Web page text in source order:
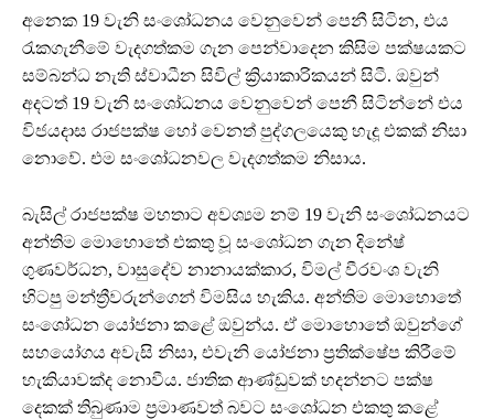
අනෙක 19 වැනි සංශෝධනය වෙනුවෙන් පෙනී සිටින, එය
රැකගැනීමේ වැදගත්කම ගැන පෙන්වාදෙන කිසිම පක්ෂයකට
සම්බන්ධ නැති ස්වාධීන සිවිල් ක්‍රියාකාරිකයන් සිටී. ඔවුන්
අදටත් 19 වැනි සංශෝධනය වෙනුවෙන් පෙනී සිටින්නේ එය
විජයදාස රාජපක්ෂ හෝ වෙනත් පුද්ගලයෙකු හැදූ එකක් නිසා
නොවේ. එම සංශෝධනවල වැදගත්කම නිසාය.
බැසිල් රාජපක්ෂ මහතාට අවශ්‍යම නම් 19 වැනි සංශෝධනයට
අන්තිම මොහොතේ එකතු වූ සංශෝධන ගැන දිනේෂ්
ගුණවර්ධන, වාසුදේව නානායක්කාර, විමල් වීරවංශ වැනි
හිටපු මන්ත්‍රීවරුන්ගෙන් විමසිය හැකිය. අන්තිම මොහොතේ
සංශෝධන යෝජනා කළේ ඔවුන්ය. ඒ මොහොතේ ඔවුන්ගේ
සහයෝගය අවැසි නිසා, එවැනි යෝජනා ප්‍රතික්ෂේප කිරීමේ
හැකියාවක්ද නොවීය. ජාතික ආණ්ඩුවක් හදන්නට පක්ෂ
දෙකක් තිබුණාම ප්‍රමාණවත් බවට සංශෝධන එකතු කළේ